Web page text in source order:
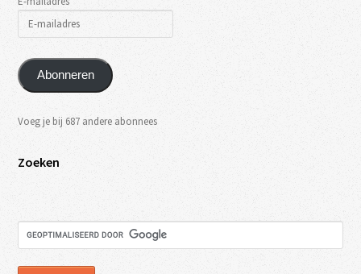
Abonneren
Voeg je bij 687 andere abonnees
Zoeken